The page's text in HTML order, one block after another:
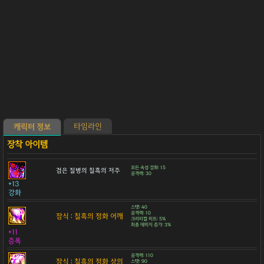
캐릭터 정보 타임라인
검은 질병의 칠흑의 저주
모든 속성 강화: 15
공격력: 30
+13
강화
잠식 : 칠흑의 정화 어깨
스탯: 40
공격력: 10
크리티컬 히트: 5%
최종 데미지 증가: 3%
+11
증폭
잠식 : 칠흑의 정화 상의
공격력: 110
스탯: 90